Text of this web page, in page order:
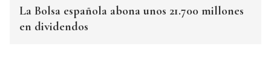
La Bolsa española abona unos 21.700 millones
en dividendos